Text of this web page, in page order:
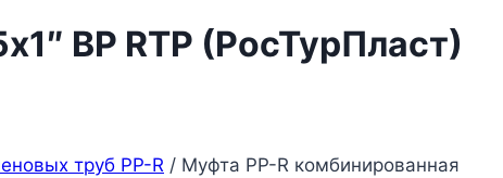
ВР RTP (РосТурПласт)
труб PP-R / Муфта PP-R комбинированная